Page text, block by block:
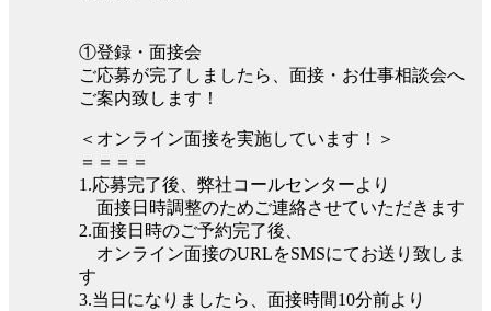
①登録・面接会
ご応募が完了しましたら、面接・お仕事相談会へ
ご案内致します！
＜オンライン面接を実施しています！＞
＝＝＝＝
1.応募完了後、弊社コールセンターより
面接日時調整のためご連絡させていただきます
2.面接日時のご予約完了後、
オンライン面接のURLをSMSにてお送り致しま
す
3.当日になりましたら、面接時間10分前より